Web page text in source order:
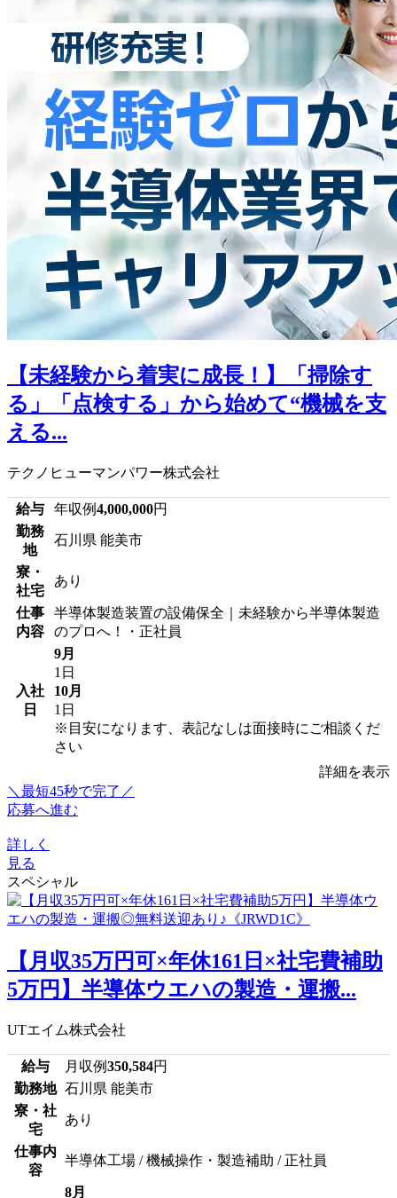
【未経験から着実に成長！】「掃除す
る」「点検する」から始めて“機械を支
える...
テクノヒューマンパワー株式会社
給与 年収例4,000,000円
勤務
地
石川県 能美市
寮・
社宅
あり
仕事
内容
半導体製造装置の設備保全｜未経験から半導体製造
のプロへ！・正社員
入社
日
9月
1日
10月
1日
※目安になります、表記なしは面接時にご相談くだ
さい
詳細を表示
＼最短45秒で完了／
応募へ進む
詳しく
見る
スペシャル
【月収35万円可×年休161日×社宅費補助
5万円】半導体ウエハの製造・運搬...
UTエイム株式会社
給与 月収例350,584円
勤務地 石川県 能美市
寮・社
宅
あり
仕事内
容
半導体工場 / 機械操作・製造補助 / 正社員
8月